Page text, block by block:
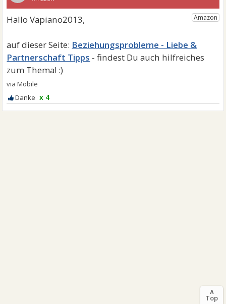
Beziehungsprobleme - Liebe &
Partnerschaft Tipps
x 4
∧
Top